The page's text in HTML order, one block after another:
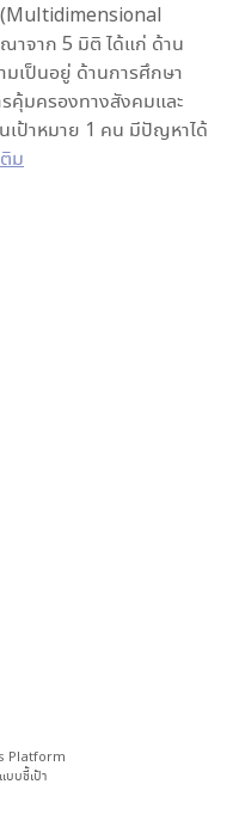
าจาก 5 มิติ ได้แก่ ด้าน
เป็นอยู่ ด้านการศึกษา
คุ้มครองทางสังคมและ
เป้าหมาย 1 คน มีปัญหาได้
ม
Platform
บชี้เป้า